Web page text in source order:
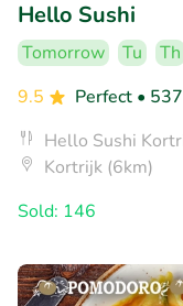
Hello Sushi
Tomorrow Tu Th
9.5
Perfect •
Hello Sushi
Kortrijk (6km)
Sold: 146